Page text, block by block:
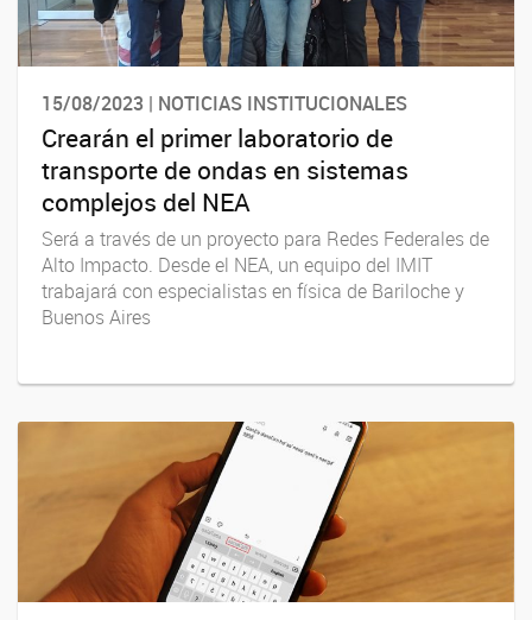
15/08/2023 | NOTICIAS INSTITUCIONALES
Crearán el primer laboratorio de
transporte de ondas en sistemas
complejos del NEA
Será a través de un proyecto para Redes Federales de
Alto Impacto. Desde el NEA, un equipo del IMIT
trabajará con especialistas en física de Bariloche y
Buenos Aires